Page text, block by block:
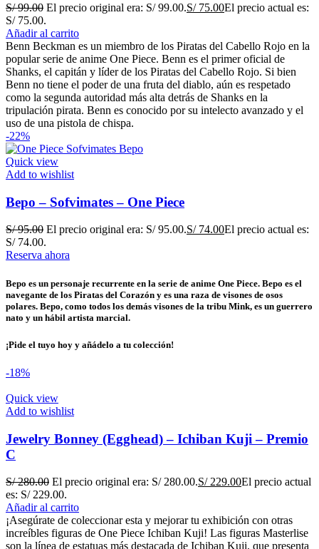
S/99.00 El precio original era: S/ 99.00.S/75.00El precio actual es:
S/ 75.00.
Añadir al carrito
Benn Beckman es un miembro de los Piratas del Cabello Rojo en la
popular serie de anime One Piece. Benn es el primer oficial de
Shanks, el capitán y líder de los Piratas del Cabello Rojo. Si bien
Benn no tiene el poder de una fruta del diablo, aún es respetado
como la segunda autoridad más alta detrás de Shanks en la
tripulación pirata. Benn es conocido por su intelecto avanzado y el
uso de una pistola de chispa.
-22%
Quick view
Add to wishlist
Bepo – Sofvimates – One Piece
S/95.00 El precio original era: S/ 95.00.S/74.00El precio actual es:
S/ 74.00.
Reserva ahora
Bepo es un personaje recurrente en la serie de anime One Piece. Bepo es el
navegante de los Piratas del Corazón y es una raza de visones de osos
polares. Bepo, como todos los demás visones de la tribu Mink, es un guerrero
nato y un hábil artista marcial.
¡Pide el tuyo hoy y añádelo a tu colección!
-18%
Quick view
Add to wishlist
Jewelry Bonney (Egghead) – Ichiban Kuji – Premio
C
S/280.00 El precio original era: S/ 280.00.S/229.00El precio actual
es: S/ 229.00.
Añadir al carrito
¡Asegúrate de coleccionar esta y mejorar tu exhibición con otras
increíbles figuras de One Piece Ichiban Kuji! Las figuras Masterlise
son la línea de estatuas más destacada de Ichiban Kuji, que presenta